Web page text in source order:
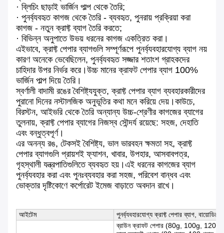
· ব্লিচিং ছাড়াই ভার্জিন পাল্প থেকে তৈরি;
· পুনর্ব্যবহৃত কাগজ থেকে তৈরি - ব্যবহৃত, পুনরায় প্রক্রিয়া করা
কাগজ - নতুন ক্রাফ্ট ব্যাগ তৈরি করতে;
· বিভিন্ন অনুপাতে উভয় ধরনের কাগজ একত্রিত করা।
এইভাবে, ক্রাফ্ট পেপার ব্যাগগুলি সম্পূর্ণরূপে পুনর্ব্যবহারযোগ্য ব্যাগ নয়
কারণ অনেকে ভেবেছিলেন, পুনর্ব্যবহৃত সজ্জার শতাংশ গ্রাহকদের
চাহিদার উপর নির্ভর করে।উচ্চ মানের ক্রাফট পেপার ব্যাগ 100%
ভার্জিন পাল্প দিয়ে তৈরি।
স্বর্ণালী বাদামী রঙের বৈশিষ্ট্যযুক্ত, ক্রাফ্ট পেপার ব্যাগ ব্যবহারকারীদের
পুরানো দিনের নস্টালজিক অনুভূতির কথা মনে করিয়ে দেয়।কাউচে,
বিরস্টন, আইভরি থেকে তৈরি অন্যান্য উচ্চ-শ্রেণীর কাগজের ব্যাগের
তুলনায়, ক্রাফ্ট পেপার ব্যাগের নিজস্ব সৌন্দর্য রয়েছে: সহজ, দেহাতি
এবং বন্ধুত্বপূর্ণ।
এর অনন্য রঙ, টেকসই বৈশিষ্ট্য, ভাল ভারবহন ক্ষমতা সহ, ক্রাফ্ট
পেপার ব্যাগগুলি প্রায়শই ফ্যাশন, খাবার, উপহার, আসবাবপত্র,
গৃহস্থালী যন্ত্রপাতিগুলিতে ব্যবহৃত হয়।এই ধরনের কাগজের ব্যাগ
পুনর্ব্যবহার করা এবং পুনঃব্যবহার করা সহজ, পরিবেশ বান্ধব এবং
ভোক্তার দৃষ্টিকোণে কর্পোরেট ইমেজ বাড়াতে অবদান রাখে।
আইটেম
পুনর্ব্যবহারযোগ্য ক্রাফ্ট পেপার ব্যাগ,
ব্রাউন ক্রাফট পেপার (80g, 100g,